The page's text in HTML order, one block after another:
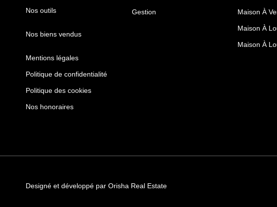
Nos outils
Nos biens vendus
Mentions légales
Politique de confidentialité
Politique des cookies
Nos honoraires
Gestion Maison À
Maison À
Maison À
Designé et développé par Orisha Real Estate